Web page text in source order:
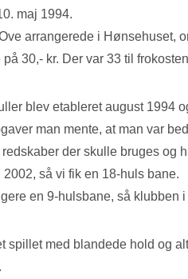
maj 1994.
arrangerede i Hønsehuset,
30,- kr. Der var 33 til
blev etableret august 1994
man mente, at man var
der skulle bruges og
så vi fik en 18-huls bane.
en 9-hulsbane, så
spillet med blandede hold og